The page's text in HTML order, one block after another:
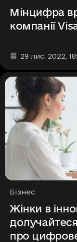
Мінцифра
компанії
Дата та час
29 лис. 2022,
Рубрики
Бізнес
Жінки в
про